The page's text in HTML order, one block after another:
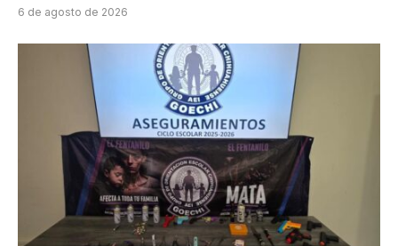
6 de agosto de 2026